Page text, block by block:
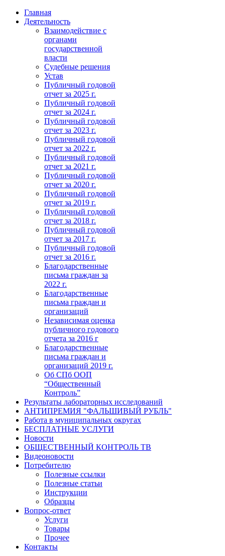
Главная
Деятельность
Взаимодействие с
органами
государственной
власти
Судебные решения
Устав
Публичный годовой
отчет за 2025 г.
Публичный годовой
отчет за 2024 г.
Публичный годовой
отчет за 2023 г.
Публичный годовой
отчет за 2022 г.
Публичный годовой
отчет за 2021 г.
Публичный годовой
отчет за 2020 г.
Публичный годовой
отчет за 2019 г.
Публичный годовой
отчет за 2018 г.
Публичный годовой
отчет за 2017 г.
Публичный годовой
отчет за 2016 г.
Благодарственные
письма граждан за
2022 г.
Благодарственные
письма граждан и
организаций
Независимая оценка
публичного годового
отчета за 2016 г
Благодарственные
письма граждан и
организаций 2019 г.
Об СПб ООП
“Общественный
Контроль”
Результаты лабораторных исследований
АНТИПРЕМИЯ "ФАЛЬШИВЫЙ РУБЛЬ"
Работа в муниципальных округах
БЕСПЛАТНЫЕ УСЛУГИ
Новости
ОБЩЕСТВЕННЫЙ КОНТРОЛЬ ТВ
Видеоновости
Потребителю
Полезные ссылки
Полезные статьи
Инструкции
Образцы
Вопрос-ответ
Услуги
Товары
Прочее
Контакты